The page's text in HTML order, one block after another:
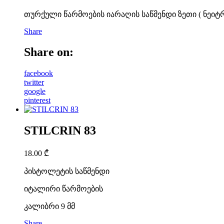
თურქული წარმოების იარაღის საწმენდი ზეთი (
Share
Share on:
facebook
twitter
google
pinterest
STILCRIN 83
18.00 ₾
პისტოლეტის საწმენდი
იტალირი წარმოების
კალიბრი 9 მმ